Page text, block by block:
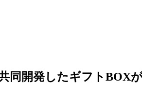
同開発したギフトBOX